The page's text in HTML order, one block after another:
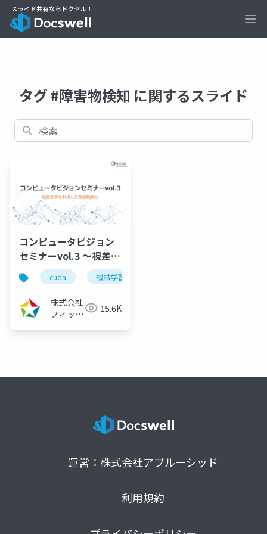
タグ #障害物検知 に関するスライド
検索
コンピュータビジョン
セミナーvol.3 ～視差計
算を利用した障害物検
出～（2023/10/27）
cuda 機械学習
株式会社
フィック
15.6K
運営：株式会社アプルーシッド
利用規約